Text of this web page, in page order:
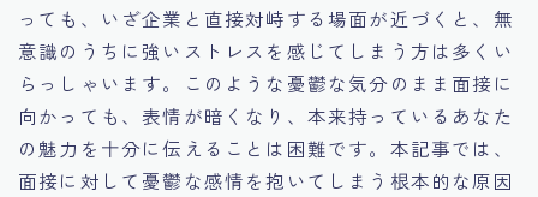
16.エージェントと良好な関係を築く方法
17.面接でブランクを効果的に伝える方法
18.転職後の職場に適応するためのヒント
っても、いざ企業と直接対峙する場面が近づくと、無
意識のうちに強いストレスを感じてしまう方は多くい
らっしゃいます。このような憂鬱な気分のまま面接に
向かっても、表情が暗くなり、本来持っているあなた
の魅力を十分に伝えることは困難です。本記事では、
面接に対して憂鬱な感情を抱いてしまう根本的な原因